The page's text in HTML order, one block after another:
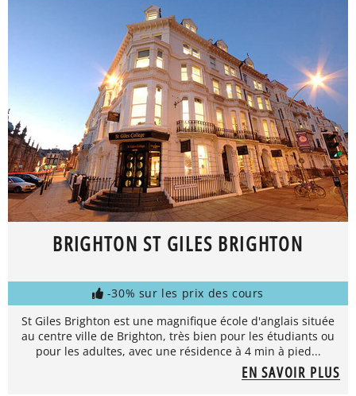
BRIGHTON ST GILES BRIGHTON
-30% sur les prix des cours
St Giles Brighton est une magnifique école d'anglais située
au centre ville de Brighton, très bien pour les étudiants ou
pour les adultes, avec une résidence à 4 min à pied...
EN SAVOIR PLUS